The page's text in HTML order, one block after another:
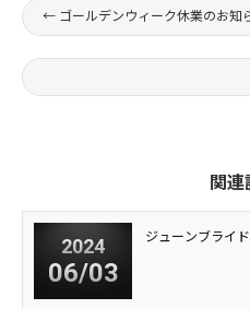
← ゴールデンウィーク休業のお知
関
2024
06/03
ジューンブライ